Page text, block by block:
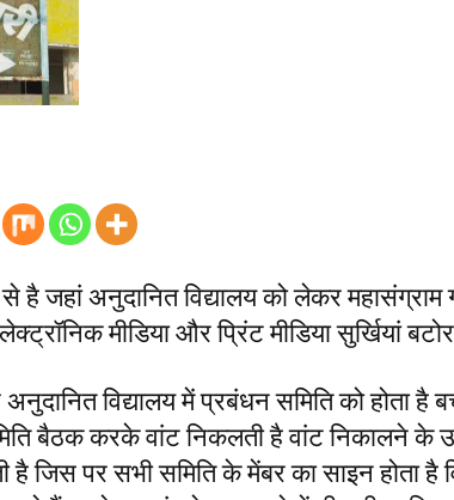
जहां अनुदानित विद्यालय को लेकर महासंग्राम
मीडिया और प्रिंट मीडिया सुर्खियां
विद्यालय में प्रबंधन समिति को होता है
बैठक करके वांट निकलती है वांट निकालने के
है जिस पर सभी समिति के मेंबर का साइन होता है